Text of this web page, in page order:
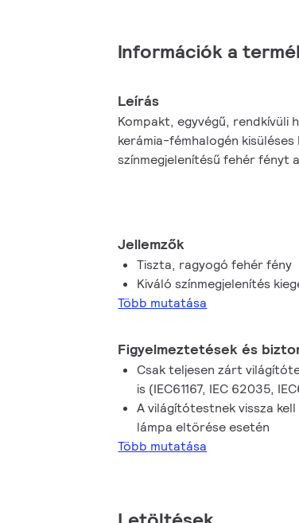
Információk a
Leírás
Kompakt, egyvégű, rendkívüli
kerámia-fémhalogén
színmegjelenítésű fehér fényt
Jellemzők
Tiszta, ragyogó fehér fény
Kiváló színmegjelenítés
Több mutatása
Figyelmeztetések és
Csak teljesen zárt
is (IEC61167, IEC 62035,
A világítótestnek vissza
lámpa eltörése esetén
Több mutatása